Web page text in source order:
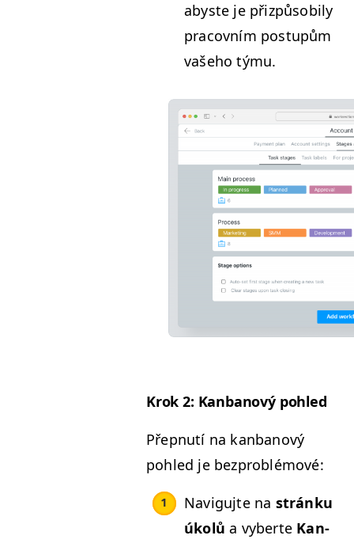
abyste je přizpů­so­bi­ly
pra­cov­ním pos­tupům
vaše­ho týmu.
Krok 2: Kan­banový pohled
Přep­nutí na kan­banový
pohled je bezproblémové:
Nav­igu­jte na stránku
úkolů a vyberte Kan­